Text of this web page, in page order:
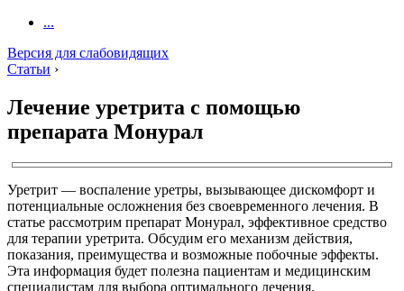
...
Версия для слабовидящих
Статьи ›
Лечение уретрита с помощью
препарата Монурал
Уретрит — воспаление уретры, вызывающее дискомфорт и
потенциальные осложнения без своевременного лечения. В
статье рассмотрим препарат Монурал, эффективное средство
для терапии уретрита. Обсудим его механизм действия,
показания, преимущества и возможные побочные эффекты.
Эта информация будет полезна пациентам и медицинским
специалистам для выбора оптимального лечения.